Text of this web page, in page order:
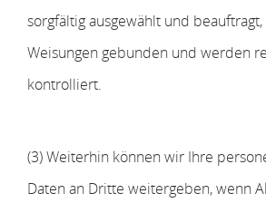
sorgfältig ausgewählt und
Weisungen gebunden und werden
kontrolliert.
(3) Weiterhin können wir Ihre
Daten an Dritte weitergeben, wenn